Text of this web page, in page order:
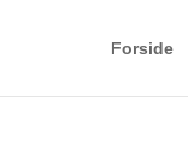
Forside